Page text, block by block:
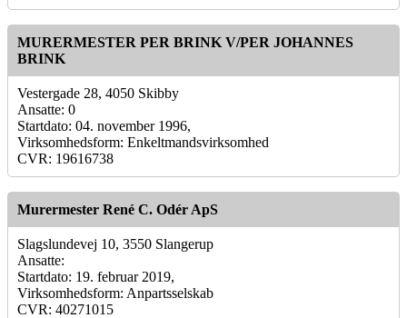
MURERMESTER PER BRINK V/PER JOHANNES
BRINK
Vestergade 28, 4050 Skibby
Ansatte: 0
Startdato: 04. november 1996,
Virksomhedsform: Enkeltmandsvirksomhed
CVR: 19616738
Murermester René C. Odér ApS
Slagslundevej 10, 3550 Slangerup
Ansatte:
Startdato: 19. februar 2019,
Virksomhedsform: Anpartsselskab
CVR: 40271015